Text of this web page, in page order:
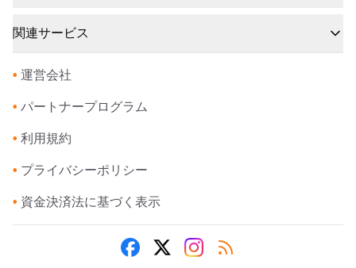
関連サービス
• 運営会社
• パートナープログラム
• 利用規約
• プライバシーポリシー
• 資金決済法に基づく表示